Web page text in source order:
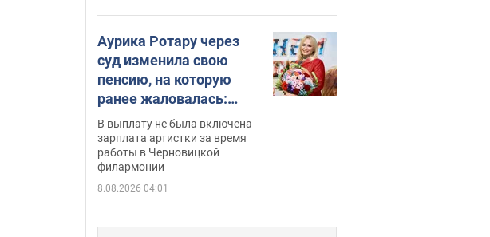
Аурика Ротару через
суд изменила свою
пенсию, на которую
ранее жаловалась:
сколько получала
певица
В выплату не была включена
зарплата артистки за время
работы в Черновицкой
филармонии
8.08.2026 04:01